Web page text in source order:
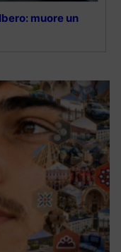
muore un